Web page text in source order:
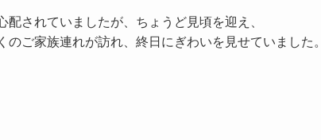
配されていましたが、ちょうど見頃を迎え、
のご家族連れが訪れ、終日にぎわいを見せていました。